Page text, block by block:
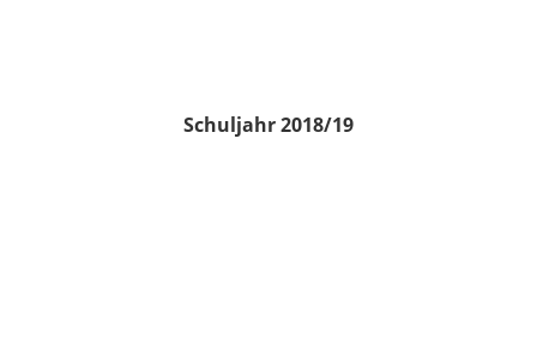
Schuljahr 2018/19